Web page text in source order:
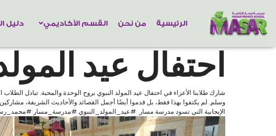
الرئيسية من نحن القسم الأكاديمي دليل
احتفال عيد
شارك طلابنا الأعزاء في احتفال عيد المولد النبوي بروح الوحدة والمحبة. تبادل
وسلم. لم يكتفوا بهذا فقط، بل قدموا أيضًا أجمل القصائد والأحاديث الشريفة،
الإيجابية التي تسود مدرسة مسار. #عيد_المولد_النبوي #مدرسة_مسار